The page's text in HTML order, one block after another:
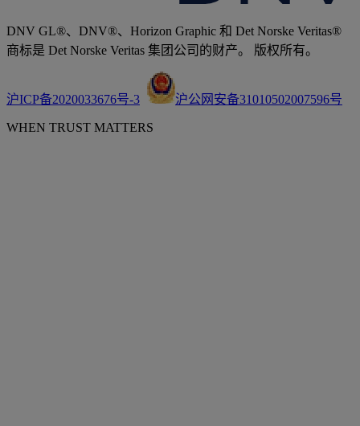
DNV GL®、DNV®、Horizon Graphic 和 Det Norske Veritas®
商标是 Det Norske Veritas 集团公司的财产。 版权所有。
沪ICP备2020033676号-3 沪公网安备31010502007596号
WHEN TRUST MATTERS